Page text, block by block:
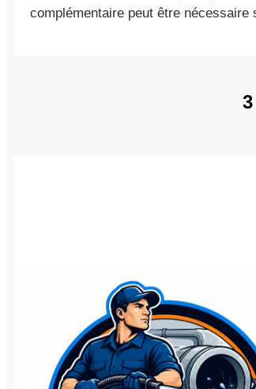
complémentaire peut être nécessaire